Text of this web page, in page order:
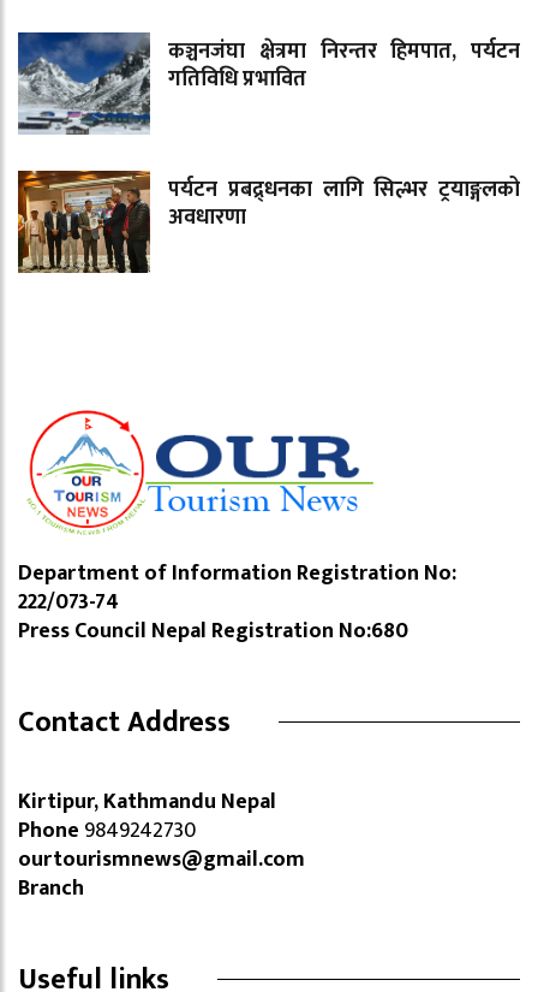
कञ्चनजंघा क्षेत्रमा निरन्तर हिमपात, पर्यटन
गतिविधि प्रभावित
पर्यटन प्रबद्र्धनका लागि सिल्भर ट्रयाङ्गलको
अवधारणा
Department of Information Registration No:
222/073-74
Press Council Nepal Registration No:680
Contact Address
Kirtipur, Kathmandu Nepal
Phone 9849242730
ourtourismnews@gmail.com
Branch
Useful links